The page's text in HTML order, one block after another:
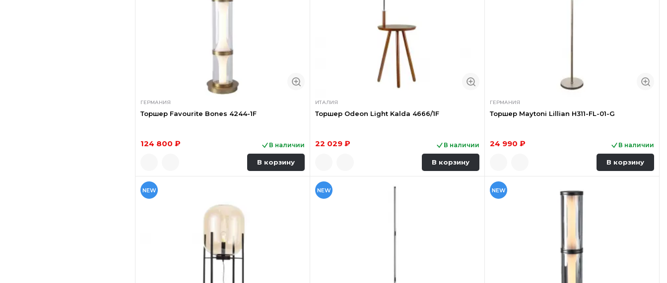
ГЕРМАНИЯ
Торшер Favourite Bones 4244-1F
124 800 ₽ В наличии
В корзину
ИТАЛИЯ
Торшер Odeon Light Kalda 4666/1F
22 029 ₽ В наличии
В корзину
ГЕРМАНИЯ
Торшер Maytoni Lillian H311-FL-01-G
24 990 ₽ В наличии
В корзину
NEW NEW NEW